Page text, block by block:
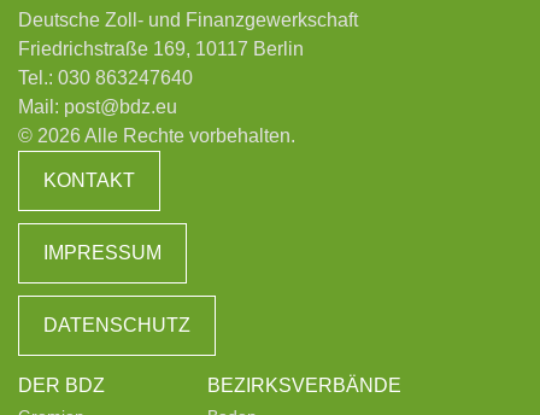
Deutsche Zoll- und Finanzgewerkschaft
Friedrichstraße 169, 10117 Berlin
Tel.: 030 863247640
Mail: post@bdz.eu
© 2026 Alle Rechte vorbehalten.
KONTAKT
IMPRESSUM
DATENSCHUTZ
DER BDZ BEZIRKSVERBÄNDE